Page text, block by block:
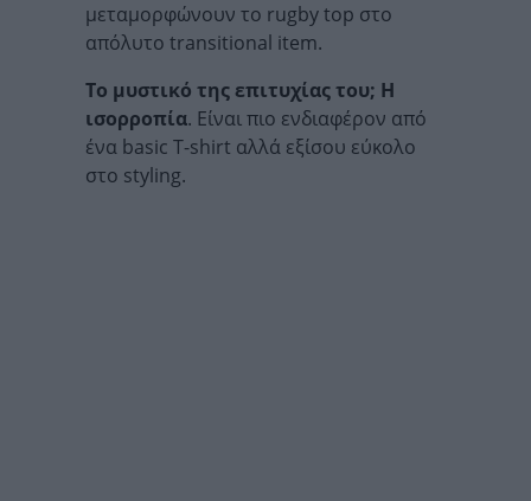
μεταμορφώνουν το rugby top στο
απόλυτο transitional item.
Το μυστικό της επιτυχίας του; Η
ισορροπία. Είναι πιο ενδιαφέρον από
ένα basic T-shirt αλλά εξίσου εύκολο
στο styling.